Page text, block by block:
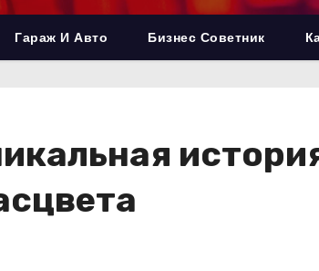
Гараж И Авто Бизнес Советник